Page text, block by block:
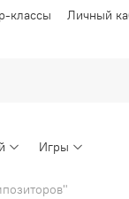
классы Личный
Игры